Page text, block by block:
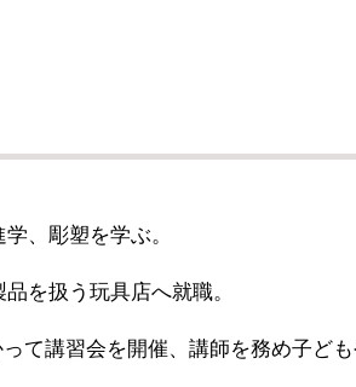
、彫塑を学ぶ。
を扱う玩具店へ就職。
て講習会を開催、講師を務め子ども